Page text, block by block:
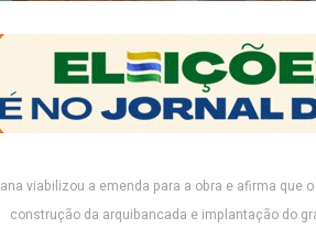
viabilizou a emenda para a obra e afirma que
construção da arquibancada e implantação do